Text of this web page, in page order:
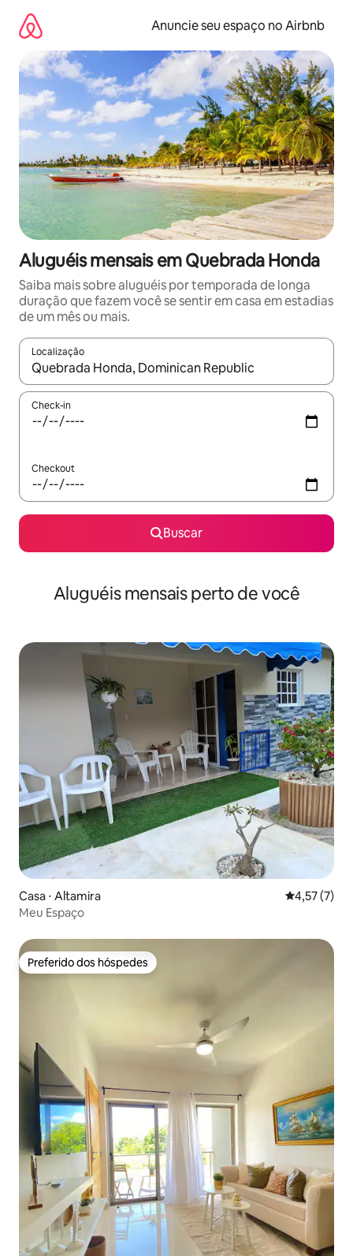
para
conteúdo
Anuncie seu espaço no Airbnb
Aluguéis mensais em Quebrada Honda
Saiba mais sobre aluguéis por temporada de longa
duração que fazem você se sentir em casa em estadias
de um mês ou mais.
Localização
Quando os resultados estiverem disponíveis, explore-os
Check-in
Checkout
Buscar
Aluguéis mensais perto de você
Casa ⋅ Altamira 4,57 de
4,57 (7)
Meu Espaço
Preferido dos hóspedes
Preferido dos hóspedes